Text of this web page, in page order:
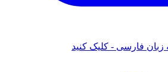
زبان فارسی - کلیک کنید